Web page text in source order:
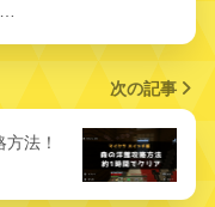
…
次の記事
法！